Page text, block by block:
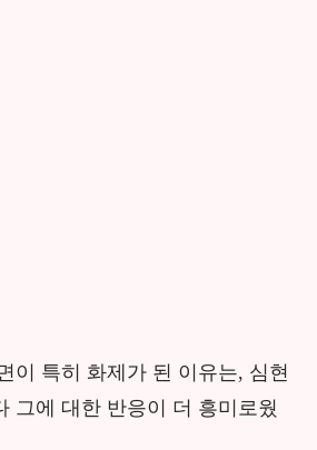
이 특히 화제가 된 이유는, 심현
그에 대한 반응이 더 흥미로웠